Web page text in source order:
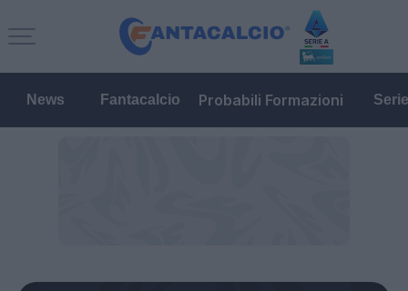
News Fantacalcio Probabili Formazioni